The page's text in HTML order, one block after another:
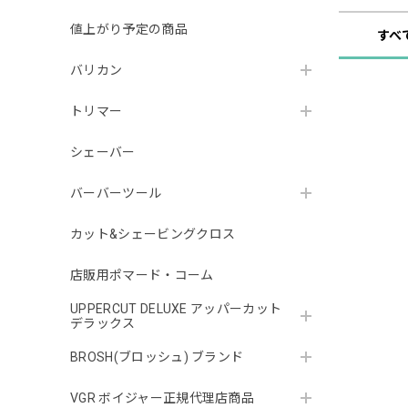
値上がり予定の商品
バリカン
トリマー
シェーバー
バーバーツール
カット&シェービングクロス
店販用ポマード・コーム
UPPERCUT DELUXE アッパーカット
デラックス
BROSH(ブロッシュ) ブランド
VGR ボイジャー正規代理店商品
すべ